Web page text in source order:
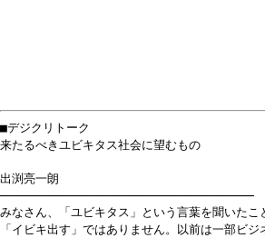
■デジクリトーク
来たるべきユビキタス社会に望むもの
出渕亮一朗
───────────────────────────────────
みなさん、「ユビキタス」という言葉を聞いたこ
「イビキ出す」ではありません。以前は一部ビ